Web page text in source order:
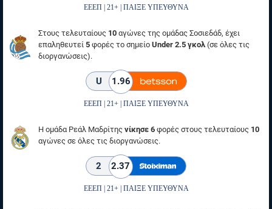
ΕΕΕΠ | 21+ | ΠΑΙΞΕ ΥΠΕΥΘΥΝΑ
Στους τελευταίους 10 αγώνες της ομάδας Σοσιεδάδ, έχει
επαληθευτεί 5 φορές το σημείο Under 2.5 γκολ (σε όλες τις
διοργανώσεις).
U 1.96
ΕΕΕΠ | 21+ | ΠΑΙΞΕ ΥΠΕΥΘΥΝΑ
Η ομάδα Ρεάλ Μαδρίτης νίκησε 6 φορές στους τελευταίους 10
αγώνες σε όλες τις διοργανώσεις.
2 2.37
ΕΕΕΠ | 21+ | ΠΑΙΞΕ ΥΠΕΥΘΥΝΑ